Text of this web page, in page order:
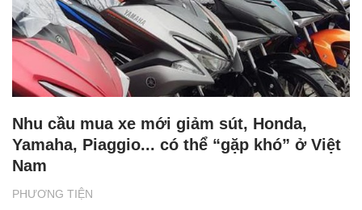
PHƯƠNG TIỆN
Nhu cầu mua xe mới giảm sút, Honda,
Yamaha, Piaggio... có thể “gặp khó” ở Việt
Nam